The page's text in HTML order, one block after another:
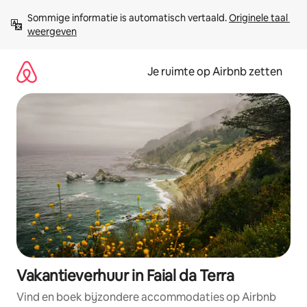
direct
naar
Sommige informatie is automatisch vertaald. Originele taal
weergeven
Je ruimte op Airbnb zetten
Vakantieverhuur in Faial da Terra
Vind en boek bijzondere accommodaties op Airbnb